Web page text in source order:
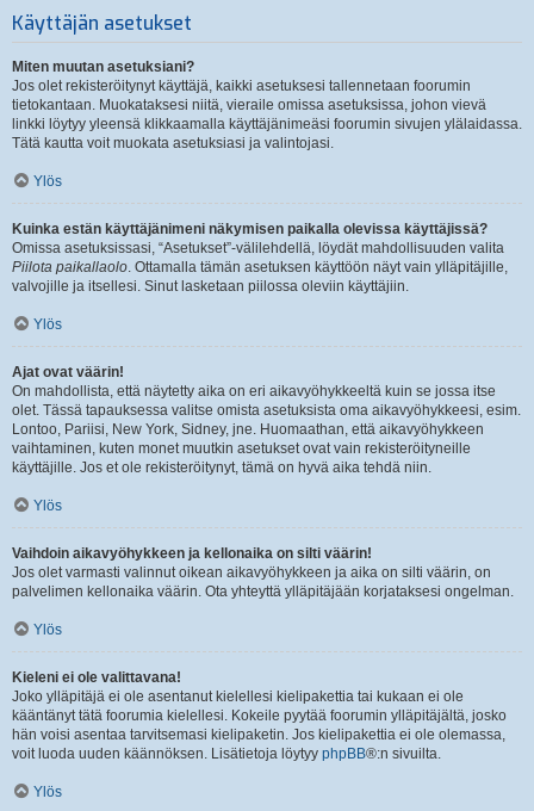
Käyttäjän asetukset
Miten muutan asetuksiani?
Jos olet rekisteröitynyt käyttäjä, kaikki asetuksesi tallennetaan foorumin
tietokantaan. Muokataksesi niitä, vieraile omissa asetuksissa, johon vievä
linkki löytyy yleensä klikkaamalla käyttäjänimeäsi foorumin sivujen ylälaidassa.
Tätä kautta voit muokata asetuksiasi ja valintojasi.
Ylös
Kuinka estän käyttäjänimeni näkymisen paikalla olevissa käyttäjissä?
Omissa asetuksissasi, “Asetukset”-välilehdellä, löydät mahdollisuuden valita
Piilota paikallaolo. Ottamalla tämän asetuksen käyttöön näyt vain ylläpitäjille,
valvojille ja itsellesi. Sinut lasketaan piilossa oleviin käyttäjiin.
Ylös
Ajat ovat väärin!
On mahdollista, että näytetty aika on eri aikavyöhykkeeltä kuin se jossa itse
olet. Tässä tapauksessa valitse omista asetuksista oma aikavyöhykkeesi, esim.
Lontoo, Pariisi, New York, Sidney, jne. Huomaathan, että aikavyöhykkeen
vaihtaminen, kuten monet muutkin asetukset ovat vain rekisteröityneille
käyttäjille. Jos et ole rekisteröitynyt, tämä on hyvä aika tehdä niin.
Ylös
Vaihdoin aikavyöhykkeen ja kellonaika on silti väärin!
Jos olet varmasti valinnut oikean aikavyöhykkeen ja aika on silti väärin, on
palvelimen kellonaika väärin. Ota yhteyttä ylläpitäjään korjataksesi ongelman.
Ylös
Kieleni ei ole valittavana!
Joko ylläpitäjä ei ole asentanut kielellesi kielipakettia tai kukaan ei ole
kääntänyt tätä foorumia kielellesi. Kokeile pyytää foorumin ylläpitäjältä, josko
hän voisi asentaa tarvitsemasi kielipaketin. Jos kielipakettia ei ole olemassa,
voit luoda uuden käännöksen. Lisätietoja löytyy phpBB®:n sivuilta.
Ylös